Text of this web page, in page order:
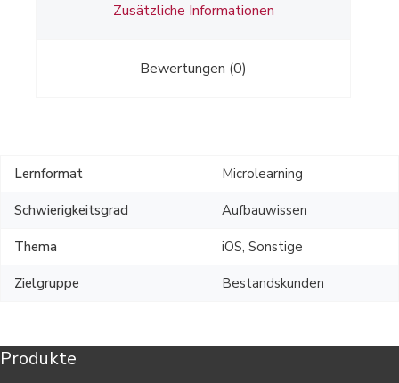
Zusätzliche Informationen
Bewertungen (0)
Lernformat Microlearning
Schwierigkeitsgrad Aufbauwissen
Thema iOS, Sonstige
Zielgruppe Bestandskunden
Produkte